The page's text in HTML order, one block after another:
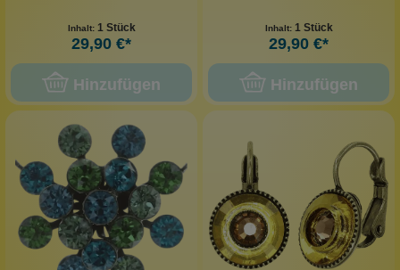
Inhalt: 1 Stück
29,90 €*
Hinzufügen
Inhalt: 1 Stück
29,90 €*
Hinzufügen